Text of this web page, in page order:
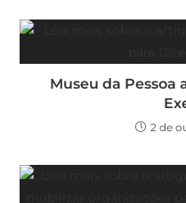
Museu da Pessoa
2 de